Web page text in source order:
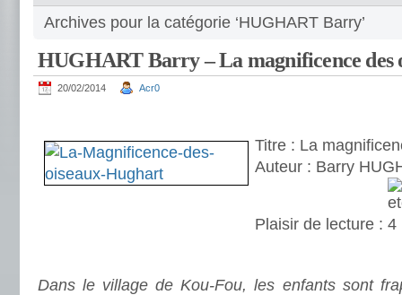
Archives pour la catégorie ‘HUGHART Barry’
HUGHART Barry – La magnificence des
20/02/2014 Acr0
Titre : La
Auteur : Barry
Plaisir de lecture :
Dans le village de Kou-Fou, les enfants sont